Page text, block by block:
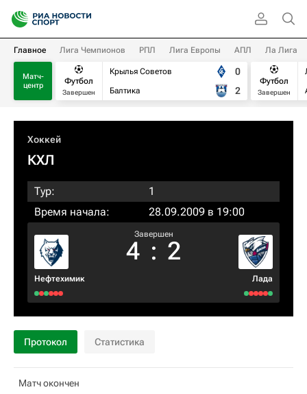
Главное Лига Чемпионов РПЛ Лига Европы АПЛ Ла Лига
Матч-
центр
Футбол
Завершен
Крылья Советов
Балтика
0
2
Футбол
Завершен
Хоккей
КХЛ
Тур:
1
Время начала:
28.09.2009 в 19:00
Нефтехимик
Завершен
4 : 2
Лада
Протокол Статистика
Матч окончен